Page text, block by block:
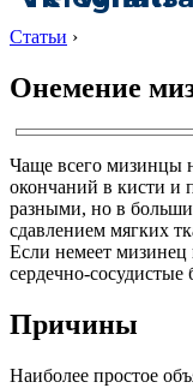
Статьи ›
Онемение
Чаще всего мизинцы
окончаний в кисти и
разными, но в
сдавлением мягких
Если немеет мизинец
сердечно-сосудистые
Причины
Наиболее простое